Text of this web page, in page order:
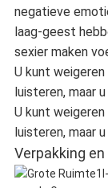
negatieve
laag-geest
sexier maken
U kunt
luisteren, maar
U kunt
luisteren, maar
Verpakking en